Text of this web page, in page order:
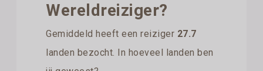
Wereldreiziger?
Gemiddeld heeft een reiziger 27.7
landen bezocht. In hoeveel landen ben